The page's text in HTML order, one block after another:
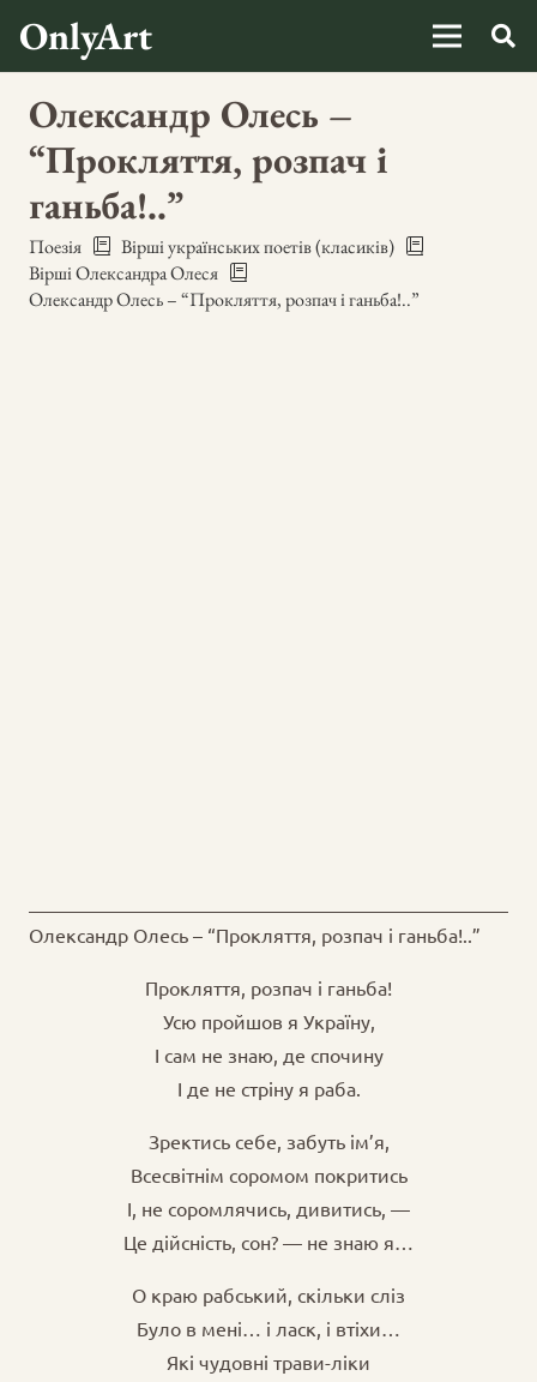
OnlyArt
Олександр Олесь –
“Прокляття, розпач і
ганьба!..”
Поезія
Вірші українських поетів (класиків)
Вірші Олександра Олеся
Олександр Олесь – “Прокляття, розпач і ганьба!..”
Олександр Олесь – “Прокляття, розпач і ганьба!..”
Прокляття, розпач і ганьба!
Усю пройшов я Україну,
І сам не знаю, де спочину
І де не стріну я раба.
Зректись себе, забуть ім’я,
Всесвітнім соромом покритись
І, не соромлячись, дивитись, —
Це дійсність, сон? — не знаю я…
О краю рабський, скільки сліз
Було в мені… і ласк, і втіхи…
Які чудовні трави-ліки